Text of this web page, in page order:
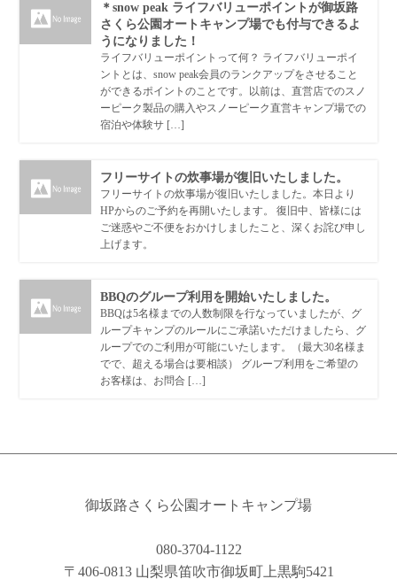
＊snow peak ライフバリューポイントが御坂路
さくら公園オートキャンプ場でも付与できるよ
うになりました！
ライフバリューポイントって何？ ライフバリューポイ
ントとは、snow peak会員のランクアップをさせること
ができるポイントのことです。以前は、直営店でのスノ
ーピーク製品の購入やスノーピーク直営キャンプ場での
宿泊や体験サ […]
フリーサイトの炊事場が復旧いたしました。
フリーサイトの炊事場が復旧いたしました。本日より
HPからのご予約を再開いたします。 復旧中、皆様には
ご迷惑やご不便をおかけしましたこと、深くお詫び申し
上げます。
BBQのグループ利用を開始いたしました。
BBQは5名様までの人数制限を行なっていましたが、グ
ループキャンプのルールにご承諾いただけましたら、グ
ループでのご利用が可能にいたします。（最大30名様ま
でで、超える場合は要相談） グループ利用をご希望の
お客様は、お問合 […]
御坂路さくら公園オートキャンプ場
080-3704-1122
〒406-0813 山梨県笛吹市御坂町上黒駒5421